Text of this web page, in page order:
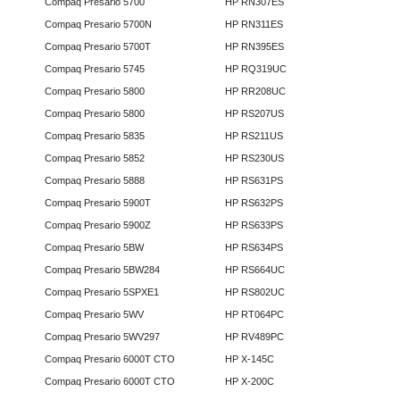
Compaq Presario 5700N
Compaq Presario 5700T
Compaq Presario 5745
Compaq Presario 5800
Compaq Presario 5800
Compaq Presario 5835
Compaq Presario 5852
Compaq Presario 5888
Compaq Presario 5900T
Compaq Presario 5900Z
Compaq Presario 5BW
Compaq Presario 5BW284
Compaq Presario 5SPXE1
Compaq Presario 5WV
Compaq Presario 5WV297
Compaq Presario 6000T CTO
Compaq Presario 6000T CTO
HP RN311ES
HP RN395ES
HP RQ319UC
HP RR208UC
HP RS207US
HP RS211US
HP RS230US
HP RS631PS
HP RS632PS
HP RS633PS
HP RS634PS
HP RS664UC
HP RS802UC
HP RT064PC
HP RV489PC
HP X-145C
HP X-200C